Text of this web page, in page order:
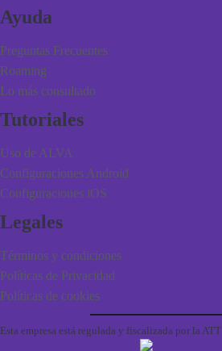
Ayuda
Preguntas Frecuentes
Roaming
Lo más consultado
Tutoriales
Uso de ALVA
Configuraciones Android
Configuraciones iOS
Legales
Términos y condiciones
Políticas de Privacidad
Políticas de cookies
Esta empresa está regulada y fiscalizada por la ATT